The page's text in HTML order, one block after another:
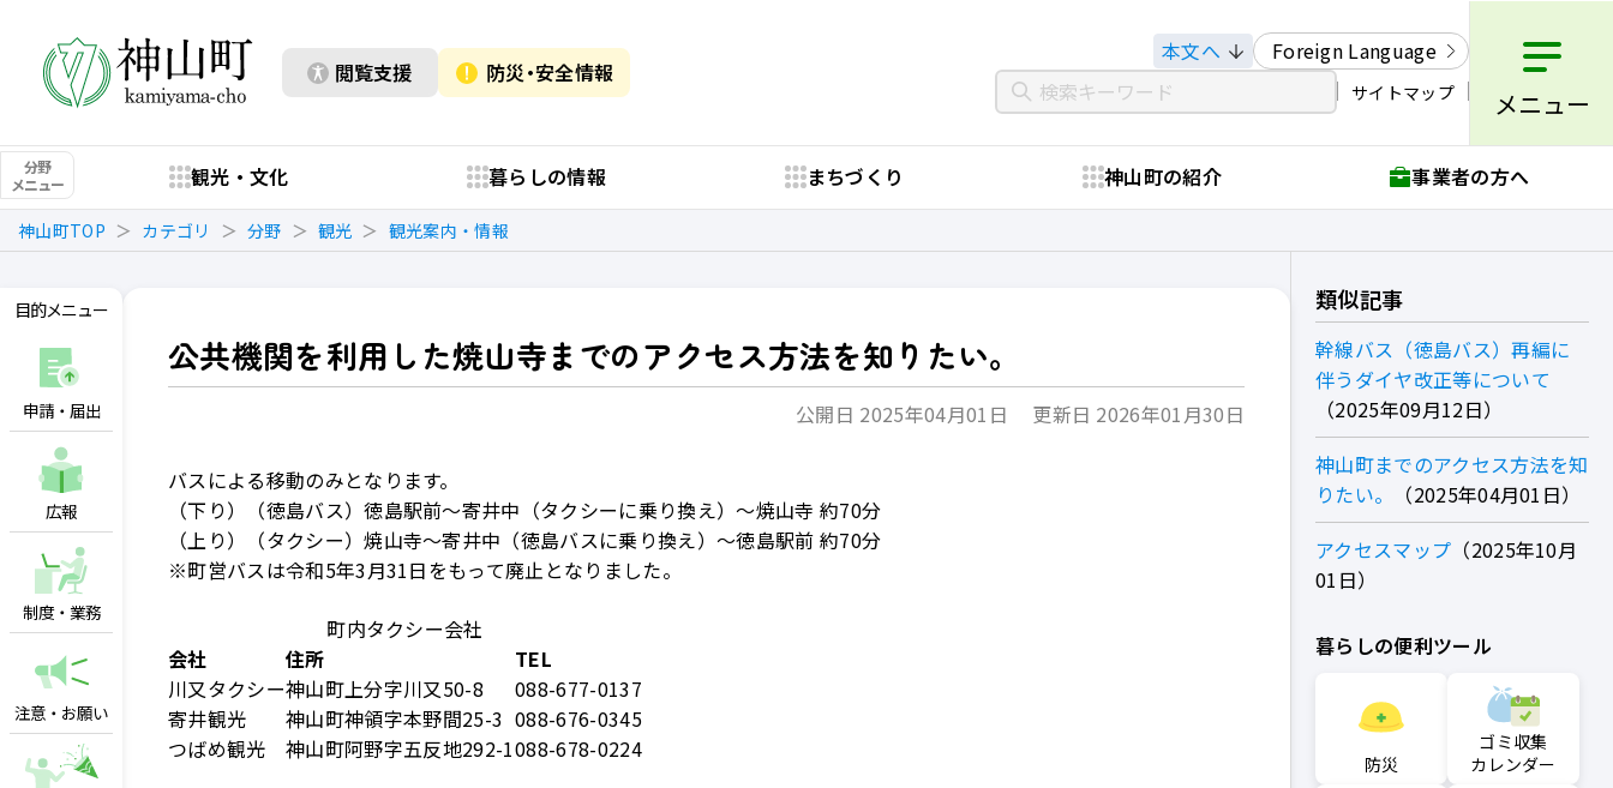
閲覧支援 防災・安全情報
本文へ Foreign Language
サイトマップ メニュー
分野
メニュー
観光・文化 暮らしの情報 まちづくり 神山町の紹介 事業者の方へ
神山町TOP カテゴリ 分野 観光 観光案内・情報
目的メニュー
申請・届出
広報
制度・業務
注意・お願い
公共機関を利用した焼山寺までのアクセス方法を知りたい。
公開日 2025年04月01日 更新日 2026年01月30日
バスによる移動のみとなります。
（下り）（徳島バス）徳島駅前～寄井中（タクシーに乗り換え）～焼山寺 約70分
（上り）（タクシー）焼山寺～寄井中（徳島バスに乗り換え）～徳島駅前 約70分
※町営バスは令和5年3月31日をもって廃止となりました。
町内タクシー会社
会社
住所
TEL
川又タクシー神山町上分字川又50-8
088-677-0137
寄井観光
神山町神領字本野間25-3 088-676-0345
つばめ観光
神山町阿野字五反地292-1088-678-0224
類似記事
幹線バス（徳島バス）再編に
伴うダイヤ改正等について
2025年09月12日
神山町までのアクセス方法を知
りたい。
2025年04月01日
アクセスマップ
2025年10月
01日
暮らしの便利ツール
防災
ゴミ収集
カレンダー